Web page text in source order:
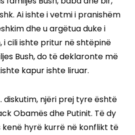
Ai ishte i vetmi i pranishëm
dhe u argëtua duke i
i cili ishte pritur në shtëpinë
Bush, do të deklaronte më
kapur ishte liruar.
diskutim, njëri prej tyre është
Obamës dhe Putinit. Të dy
hyrë kurrë në konflikt të